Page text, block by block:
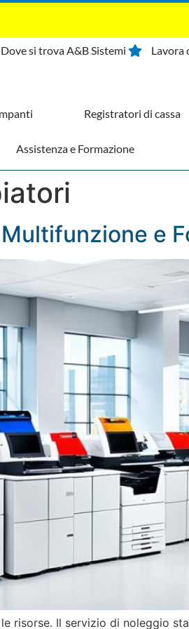
Dove si trova A&B Sistemi
Lavora
Registratori di cassa
Assistenza e Formazione
e
risorse. Il servizio di noleggio